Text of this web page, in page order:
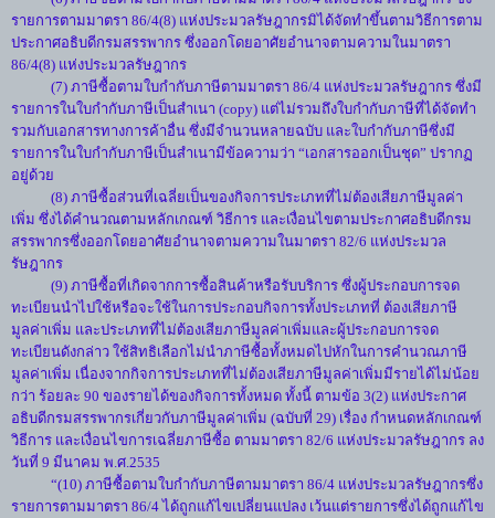
รายการตามมาตรา 86/4(8) แห่งประมวลรัษฎากรมิได้จัดทำขึ้นตามวิธีการตาม
ประกาศอธิบดีกรมสรรพากร ซึ่งออกโดยอาศัยอำนาจตามความในมาตรา
86/4(8) แห่งประมวลรัษฎากร
(7) ภาษีซื้อตามใบกำกับภาษีตามมาตรา 86/4 แห่งประมวลรัษฎากร ซึ่งมี
รายการในใบกำกับภาษีเป็นสำเนา (copy) แต่ไม่รวมถึงใบกำกับภาษีที่ได้จัดทำ
รวมกับเอกสารทางการค้าอื่น ซึ่งมีจำนวนหลายฉบับ และใบกำกับภาษีซึ่งมี
รายการในใบกำกับภาษีเป็นสำเนามีข้อความว่า “เอกสารออกเป็นชุด” ปรากฏ
อยู่ด้วย
(8) ภาษีซื้อส่วนที่เฉลี่ยเป็นของกิจการประเภทที่ไม่ต้องเสียภาษีมูลค่า
เพิ่ม ซึ่งได้คำนวณตามหลักเกณฑ์ วิธีการ และเงื่อนไขตามประกาศอธิบดีกรม
สรรพากรซึ่งออกโดยอาศัยอำนาจตามความในมาตรา 82/6 แห่งประมวล
รัษฎากร
(9) ภาษีซื้อที่เกิดจากการซื้อสินค้าหรือรับบริการ ซึ่งผู้ประกอบการจด
ทะเบียนนำไปใช้หรือจะใช้ในการประกอบกิจการทั้งประเภทที่ ต้องเสียภาษี
มูลค่าเพิ่ม และประเภทที่ไม่ต้องเสียภาษีมูลค่าเพิ่มและผู้ประกอบการจด
ทะเบียนดังกล่าว ใช้สิทธิเลือกไม่นำภาษีซื้อทั้งหมดไปหักในการคำนวณภาษี
มูลค่าเพิ่ม เนื่องจากกิจการประเภทที่ไม่ต้องเสียภาษีมูลค่าเพิ่มมีรายได้ไม่น้อย
กว่า ร้อยละ 90 ของรายได้ของกิจการทั้งหมด ทั้งนี้ ตามข้อ 3(2) แห่งประกาศ
อธิบดีกรมสรรพากรเกี่ยวกับภาษีมูลค่าเพิ่ม (ฉบับที่ 29) เรื่อง กำหนดหลักเกณฑ์
วิธีการ และเงื่อนไขการเฉลี่ยภาษีซื้อ ตามมาตรา 82/6 แห่งประมวลรัษฎากร ลง
วันที่ 9 มีนาคม พ.ศ.2535
“(10) ภาษีซื้อตามใบกำกับภาษีตามมาตรา 86/4 แห่งประมวลรัษฎากรซึ่ง
รายการตามมาตรา 86/4 ได้ถูกแก้ไขเปลี่ยนแปลง เว้นแต่รายการซึ่งได้ถูกแก้ไข